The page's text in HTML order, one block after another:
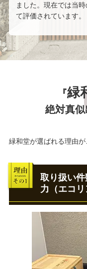
ました。現在では当
て評価されています。
『緑
絶対真
緑和堂が選ばれる理由が
取り扱い件
力（エコリ